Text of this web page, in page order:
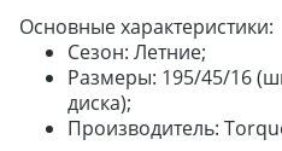
Основные характеристики:
Сезон: Летние;
Размеры: 195/45/16
диска);
Производитель: